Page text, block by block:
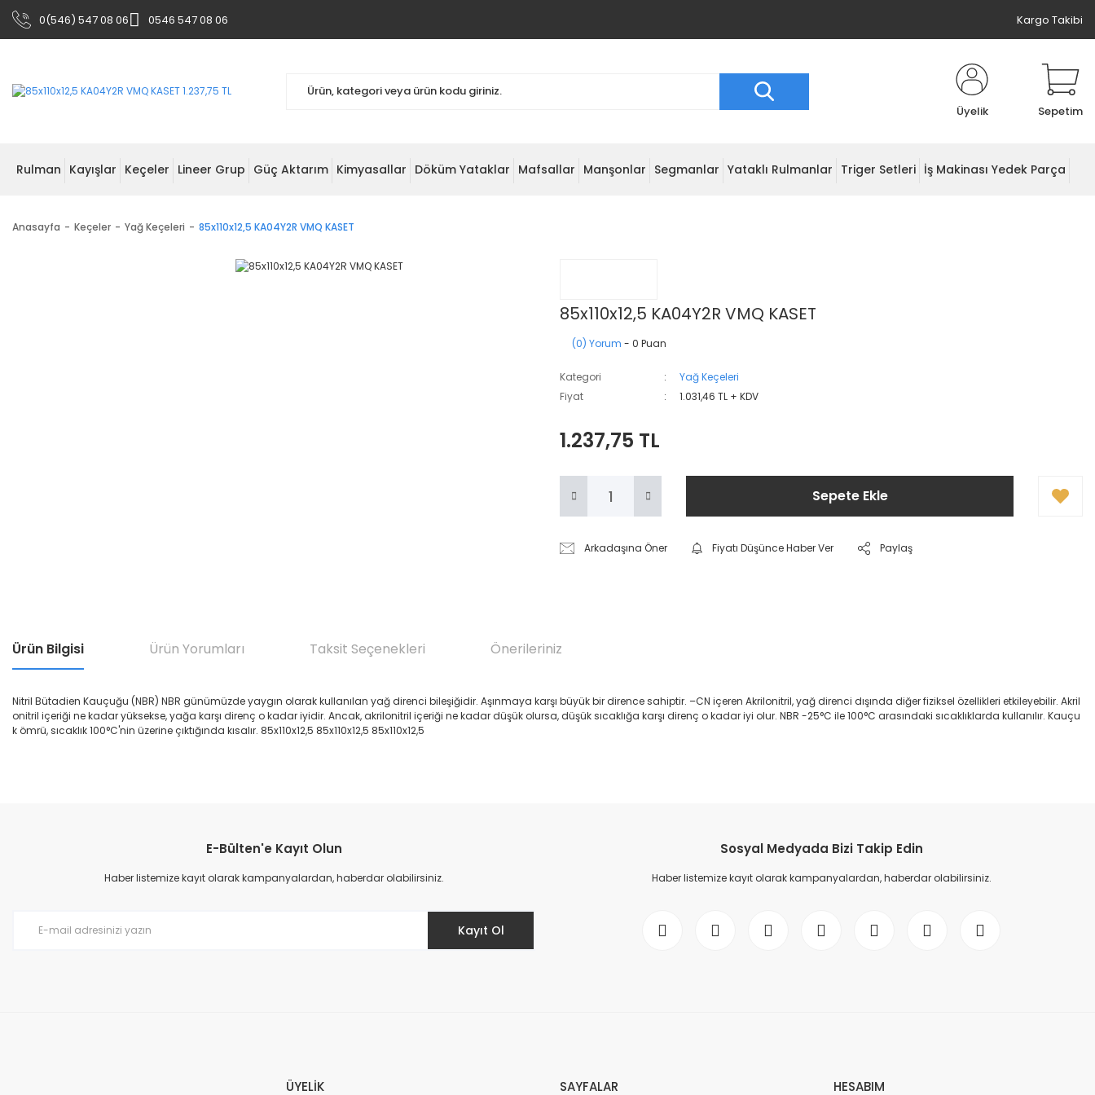
0(546) 547 08 06 0546 547 08 06 Kargo Takibi
Üyelik Sepetim
Rulman Kayışlar Keçeler Lineer Grup Güç Aktarım Kimyasallar Döküm Yataklar Mafsallar Manşonlar Segmanlar Yataklı Rulmanlar Triger Setleri İş Makinası Yedek Parça
Anasayfa Keçeler Yağ Keçeleri 85x110x12,5 KA04Y2R VMQ KASET
85x110x12,5 KA04Y2R VMQ KASET
(0) Yorum - 0 Puan
Kategori
Yağ Keçeleri
Fiyat
1.031,46 TL + KDV
1.237,75 TL
Sepete Ekle
Arkadaşına Öner Fiyatı Düşünce Haber Ver Paylaş
Ürün Bilgisi Ürün Yorumları Taksit Seçenekleri Önerileriniz
Nitril Bütadien Kauçuğu (NBR) NBR günümüzde yaygın olarak kullanılan yağ direnci bileşiğidir. Aşınmaya karşı büyük bir dirence sahiptir. –CN içeren Akrilonitril, yağ direnci dışında diğer fiziksel özellikleri etkileyebilir. Akril
onitril içeriği ne kadar yüksekse, yağa karşı direnç o kadar iyidir. Ancak, akrilonitril içeriği ne kadar düşük olursa, düşük sıcaklığa karşı direnç o kadar iyi olur. NBR -25°C ile 100°C arasındaki sıcaklıklarda kullanılır. Kauçu
k ömrü, sıcaklık 100°C'nin üzerine çıktığında kısalır. 85x110x12,5 85x110x12,5 85x110x12,5
Ürün resmi kalitesiz, bozuk veya görüntülenemiyor.
Ürün açıklamasında eksik bilgiler bulunuyor.
E-Bülten'e Kayıt Olun
Haber listemize kayıt olarak kampanyalardan, haberdar olabilirsiniz.
Kayıt Ol
Sosyal Medyada Bizi Takip Edin
Haber listemize kayıt olarak kampanyalardan, haberdar olabilirsiniz.
ÜYELİK SAYFALAR HESABIM